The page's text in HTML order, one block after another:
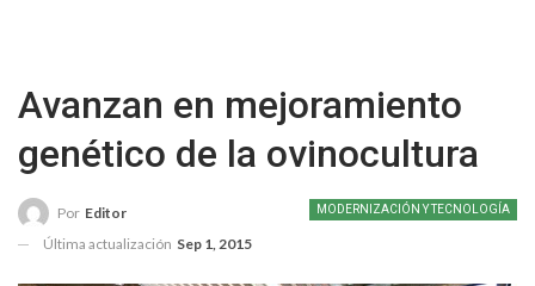
Avanzan en mejoramiento
genético de la ovinocultura
MODERNIZACIÓN Y TECNOLOGÍA
Por Editor
Última actualización Sep 1, 2015